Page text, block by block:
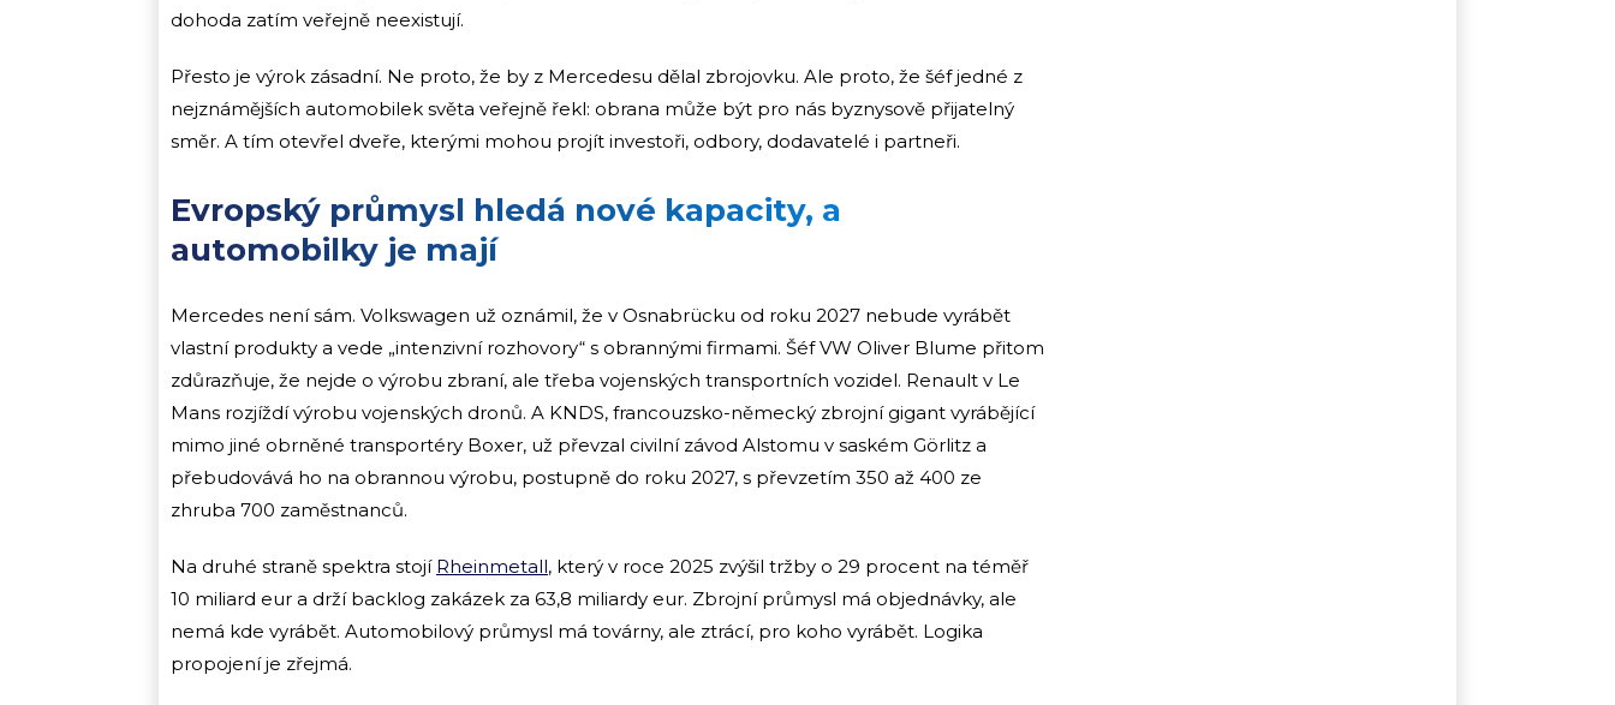
dohoda zatím veřejně neexistují.
Přesto je výrok zásadní. Ne proto, že by z Mercedesu dělal zbrojovku. Ale proto, že šéf jedné z
nejznámějších automobilek světa veřejně řekl: obrana může být pro nás byznysově přijatelný
směr. A tím otevřel dveře, kterými mohou projít investoři, odbory, dodavatelé i partneři.
Evropský průmysl hledá nové kapacity, a
automobilky je mají
Mercedes není sám. Volkswagen už oznámil, že v Osnabrücku od roku 2027 nebude vyrábět
vlastní produkty a vede „intenzivní rozhovory“ s obrannými firmami. Šéf VW Oliver Blume přitom
zdůrazňuje, že nejde o výrobu zbraní, ale třeba vojenských transportních vozidel. Renault v Le
Mans rozjíždí výrobu vojenských dronů. A KNDS, francouzsko-německý zbrojní gigant vyrábějící
mimo jiné obrněné transportéry Boxer, už převzal civilní závod Alstomu v saském Görlitz a
přebudovává ho na obrannou výrobu, postupně do roku 2027, s převzetím 350 až 400 ze
zhruba 700 zaměstnanců.
Na druhé straně spektra stojí Rheinmetall, který v roce 2025 zvýšil tržby o 29 procent na téměř
10 miliard eur a drží backlog zakázek za 63,8 miliardy eur. Zbrojní průmysl má objednávky, ale
nemá kde vyrábět. Automobilový průmysl má továrny, ale ztrácí, pro koho vyrábět. Logika
propojení je zřejmá.